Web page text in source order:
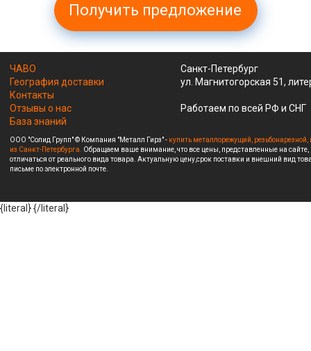
Получить предложение
ЧАВО
География доставки
Контакты
Отзывы о нас
База знаний
Санкт-Петербург
ул. Магнитогорская 51,
Работаем по всей РФ и СНГ
ООО "Солид Групп" © Компания "Металл Гирз" - купить металлорежущий,
из Санкт-Петербурга. Обращаем ваше внимание, что все цены, представленные на
отличаться от реального вида товара. Актуальную цену,срок поставки и внешний вид
письме по электронной почте.
{literal}{/literal}